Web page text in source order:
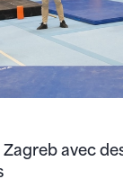
avec